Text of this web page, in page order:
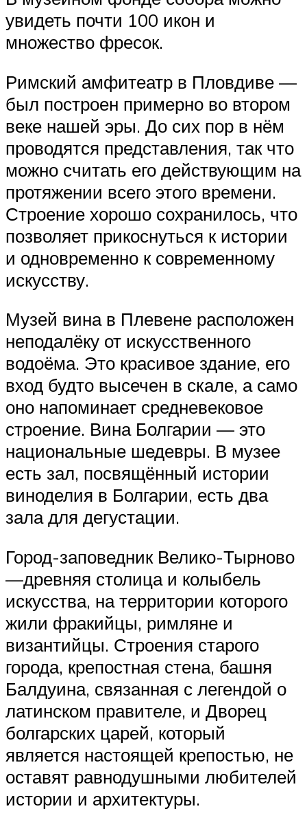
увидеть почти 100 икон и
множество фресок.
Римский амфитеатр в Пловдиве —
был построен примерно во втором
веке нашей эры. До сих пор в нём
проводятся представления, так что
можно считать его действующим на
протяжении всего этого времени.
Строение хорошо сохранилось, что
позволяет прикоснуться к истории
и одновременно к современному
искусству.
Музей вина в Плевене расположен
неподалёку от искусственного
водоёма. Это красивое здание, его
вход будто высечен в скале, а само
оно напоминает средневековое
строение. Вина Болгарии — это
национальные шедевры. В музее
есть зал, посвящённый истории
виноделия в Болгарии, есть два
зала для дегустации.
Город-заповедник Велико-Тырново
—древняя столица и колыбель
искусства, на территории которого
жили фракийцы, римляне и
византийцы. Строения старого
города, крепостная стена, башня
Балдуина, связанная с легендой о
латинском правителе, и Дворец
болгарских царей, который
является настоящей крепостью, не
оставят равнодушными любителей
истории и архитектуры.